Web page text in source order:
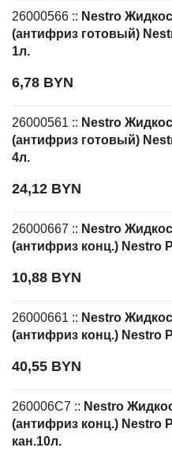
26000566 :: Nestro
(антифриз готовый)
1л.
6,78 BYN
26000561 :: Nestro
(антифриз готовый)
4л.
24,12 BYN
26000667 :: Nestro
(антифриз конц.) Nestro
10,88 BYN
26000661 :: Nestro
(антифриз конц.) Nestro
40,55 BYN
260006C7 :: Nestro
(антифриз конц.) Nestro
кан.10л.